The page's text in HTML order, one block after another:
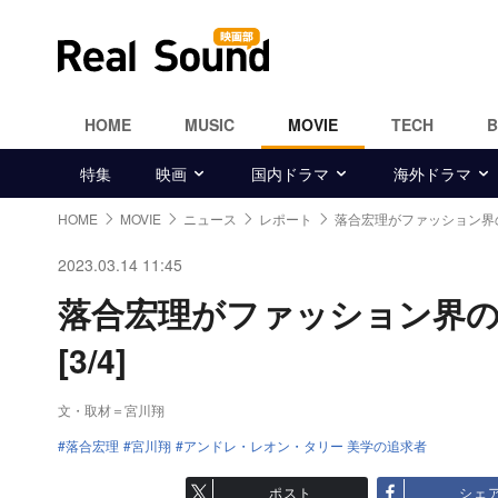
HOME MUSIC MOVIE TECH
特集 映画 国内ドラマ 海外ドラマ
HOME MOVIE ニュース レポート 落合宏理がファッション
2023.03.14 11:45
落合宏理がファッション界
[3/4]
文・取材＝宮川翔
落合宏理
宮川翔 アンドレ・レオン・タリー 美学の追求者
ポスト シェ